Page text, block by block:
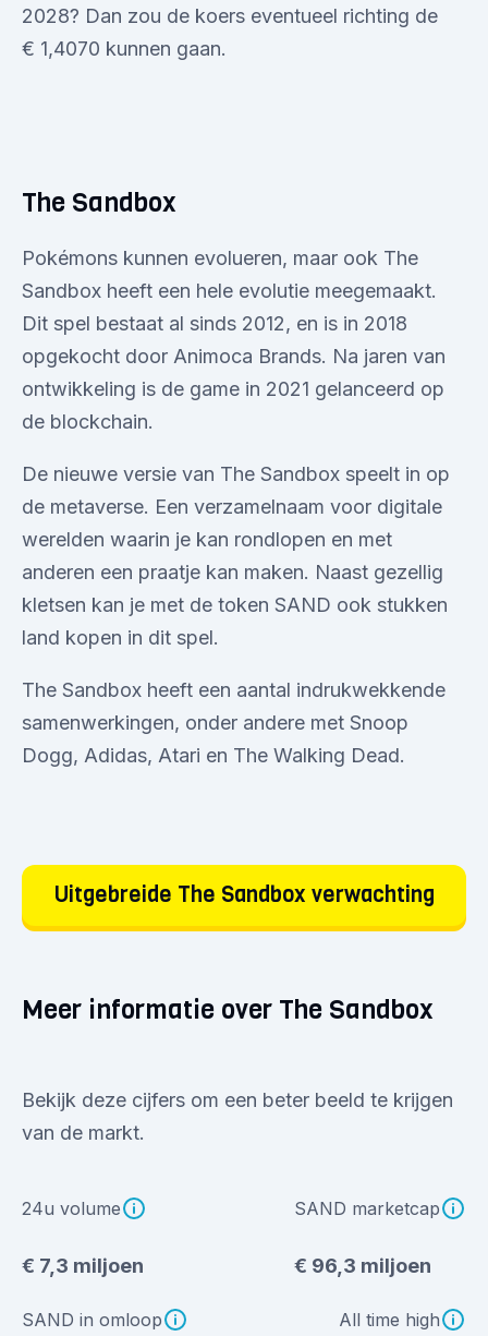
2028? Dan zou de koers eventueel richting de
€ 1,4070 kunnen gaan.
The Sandbox
Pokémons kunnen evolueren, maar ook The
Sandbox heeft een hele evolutie meegemaakt.
Dit spel bestaat al sinds 2012, en is in 2018
opgekocht door Animoca Brands. Na jaren van
ontwikkeling is de game in 2021 gelanceerd op
de blockchain.
De nieuwe versie van The Sandbox speelt in op
de metaverse. Een verzamelnaam voor digitale
werelden waarin je kan rondlopen en met
anderen een praatje kan maken. Naast gezellig
kletsen kan je met de token SAND ook stukken
land kopen in dit spel.
The Sandbox heeft een aantal indrukwekkende
samenwerkingen, onder andere met Snoop
Dogg, Adidas, Atari en The Walking Dead.
Uitgebreide The Sandbox verwachting
Meer informatie over The Sandbox
Bekijk deze cijfers om een beter beeld te krijgen
van de markt.
24u volume
€ 7,3 miljoen
SAND marketcap
€ 96,3 miljoen
SAND in omloop All time high